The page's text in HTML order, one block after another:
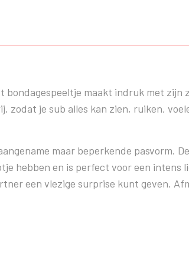
maakt indruk met zijn
zodat je sub alles kan zien, ruiken,
maar beperkende pasvorm.
hebben en is perfect voor een intens
een vlezige surprise kunt geven.